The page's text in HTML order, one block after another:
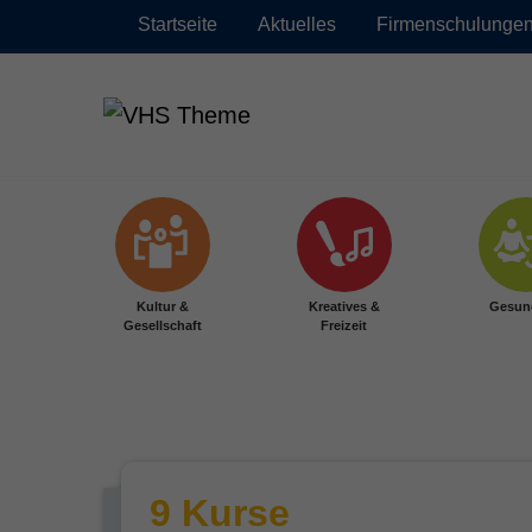
Startseite Aktuelles Firmenschulungen
Kultur &
Gesellschaft
Kreatives &
Freizeit
9 Kurse